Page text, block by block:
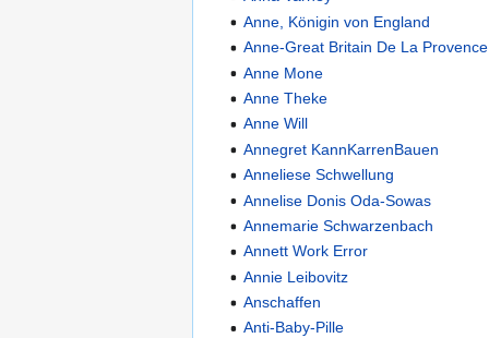
Anne, Königin von England
Anne-Great Britain De La Provence
Anne Mone
Anne Theke
Anne Will
Annegret KannKarrenBauen
Anneliese Schwellung
Annelise Donis Oda-Sowas
Annemarie Schwarzenbach
Annett Work Error
Annie Leibovitz
Anschaffen
Anti-Baby-Pille